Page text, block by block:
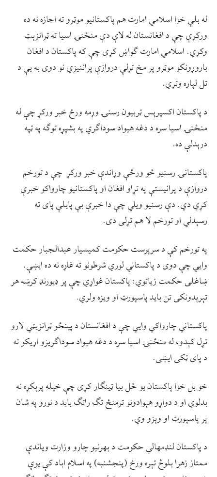
له بلې خوا اسلامي امارت هم پاکستانیو موټرو ته اجازه نه ده
ورکړې چې د افغانستان له لاې دې منځنۍ اسیا ته ټرانزېټ
وکړي. اسلامي امارت ګواښ کړی چې که پاکستان د افغان
باروړونکو موټرو پر مخ تړلې دروازې پراننیزي نو دوی به یې د
تل لپاره وتړي.
د پاکستان اکسپرېس ټربیون رسنۍ وړمه ورځ خبر ورکړ چې له
منځنۍ اسیا سره د دغه هیواد سوداګري په بشپړه توګه په ټپه
درېدلې ده.
پاکستانۍ رسنیو څو ورځې وړاندې خبر ورکړ چې د تورخم
دروازې د پرانیستې په تړاو افغان او پاکستانیو چارواکو خبرې
کړي دي. دې رسنیو ویلي چې دا خبرې بې پایلې پای ته
رسېدلي او تورخم لا هم تړلی دی.
په تورخم کې د سرپرست حکومت کمیسیار عبدالجبار حکمت
وایي چې دوی د پاکستاني لوري شرطونو ته غاړه نه ده ایښې.
ښاغلی حکمت زیاتوي: پاکستان غواړي چې پر ډیورنډ کرښه هر
تېرېدونکی تن باید پاسپورټ او ویزه ولري.
پاکستاني چارواکي وایي چې د افغانستان د پینځو ټرانزیټي لارو
تړل کېدو، له منځنۍ اسیا سره د دغه هیواد سوداګریزو اړیکو ته
د پای ټکی ایښی.
خو بل خوا پاکستان یو ځل بیا ټینګار کړی چې خپله پرېکړه نه
بدلوي او د دواړو هېوادونو ترمنځ تګ راتګ باید د نورو په شان
پر پاسپورټ او وېزو وي.
د پاکستان لنډمهالي حکومت د بهرنیو چارو وزارت ویاندې
ممتاز زهرا بلوڅ تېره ورځ (پنجشنبه) په اسلام اباد کې یوې